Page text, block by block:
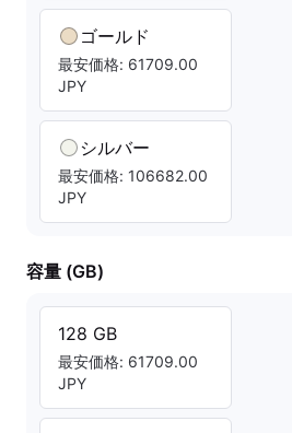
ゴールド
最安価格: 61709.00
JPY
シルバー
最安価格: 106682.00
JPY
容量 (GB)
128 GB
最安価格: 61709.00
JPY